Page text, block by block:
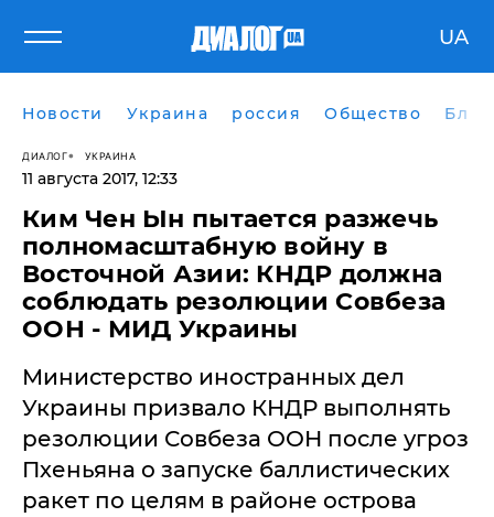
UA
Новости Украина россия Общество
ДИАЛОГ УКРАИНА
11 августа 2017, 12:33
Ким Чен Ын пытается разжечь
полномасштабную войну в
Восточной Азии: КНДР должна
соблюдать резолюции Совбеза
ООН - МИД Украины
​Министерство иностранных дел
Украины призвало КНДР выполнять
резолюции Совбеза ООН после угроз
Пхеньяна о запуске баллистических
ракет по целям в районе острова